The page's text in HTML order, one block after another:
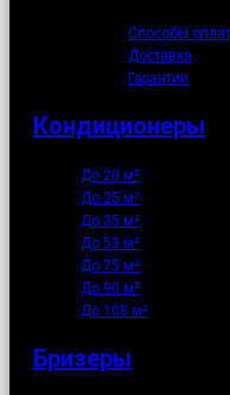
Способы
Доставка
Гарантии
Кондиционеры
До 20 м²
До 25 м²
До 35 м²
До 53 м²
До 75 м²
До 90 м²
До 108 м²
Бризеры